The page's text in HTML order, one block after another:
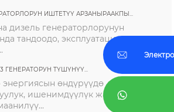
ИШТЕТҮҮ АРЗАНЫРААКПЫ...
дизель генераторлорунун
тандоодо, эксплуатациялоонун
ГЕНЕРАТОРУН ТҮШҮНҮҮ...
энергиясын өндүрүүдө
ишенимдүүлүк жана тактык